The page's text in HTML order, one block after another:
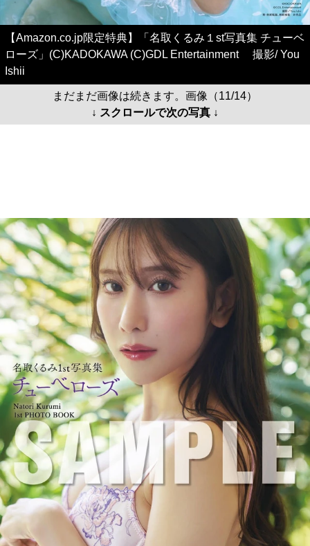
【Amazon.co.jp限定特典】「名取くるみ１st写真集 チューベ
ローズ」(C)KADOKAWA (C)GDL Entertainment 撮影/ You
Ishii
まだまだ画像は続きます。画像（11/14）
↓ スクロールで次の写真 ↓